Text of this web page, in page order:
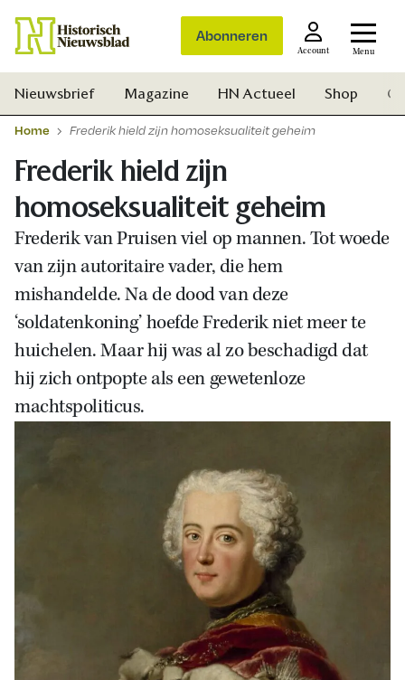
Abonneren
Account Menu
Zoek
Nieuwsbrief Magazine HN Actueel Shop
Home Frederik hield zijn homoseksualiteit geheim
Frederik hield zijn
homoseksualiteit geheim
Frederik van Pruisen viel op mannen. Tot woede
van zijn autoritaire vader, die hem
mishandelde. Na de dood van deze
‘soldatenkoning’ hoefde Frederik niet meer te
huichelen. Maar hij was al zo beschadigd dat
hij zich ontpopte als een gewetenloze
machtspoliticus.